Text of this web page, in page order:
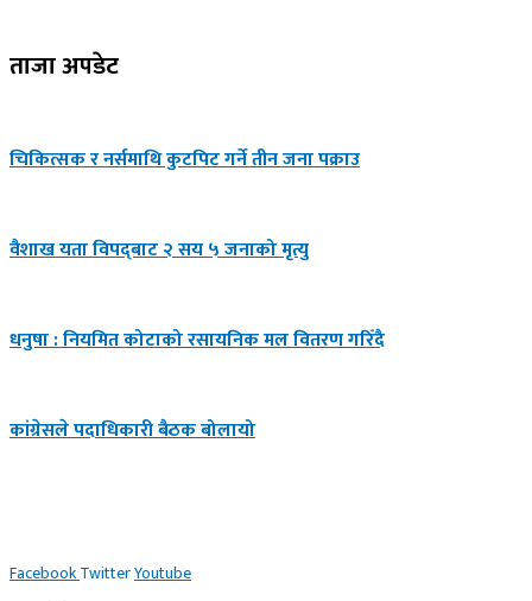
ताजा अपडेट
चिकित्सक र नर्समाथि कुटपिट गर्ने तीन जना पक्राउ
वैशाख यता विपद्‌बाट २ सय ५ जनाको मृत्यु
धनुषा : नियमित कोटाको रसायनिक मल वितरण गरिँदै
कांग्रेसले पदाधिकारी बैठक बोलायो
FacebookTwitterYoutube